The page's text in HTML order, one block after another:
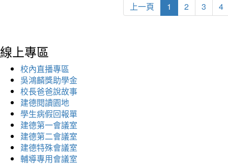
上一頁 1 2 3 4
線上專區
校內直播專區
吳鴻麟獎助學金
校長爸爸說故事
建德閱讀園地
學生病假回報單
建德第一會議室
建德第二會議室
建德特殊會議室
輔導專用會議室